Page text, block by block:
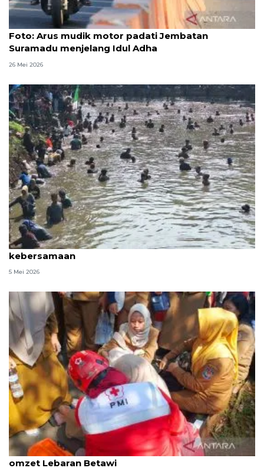
Foto
Foto: Arus mudik motor padati Jembatan
Suramadu menjelang Idul Adha
26 Mei 2026
Wawali: Lebaran Depok cermin keguyuban dan
kebersamaan
5 Mei 2026
DKI kemarin, kebakaran gedung Kemendagri lalu
omzet Lebaran Betawi